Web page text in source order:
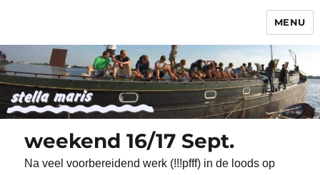
MENU
weekend 16/17 Sept.
Na veel voorbereidend werk (!!!pfff) in de loods op